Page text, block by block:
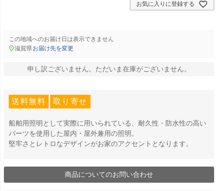
お気に入りに登録する
この地域へのお届け日は表示できません
滋賀県お届け先を変更
申し訳ございません。ただいま在庫がございません。
送料無料 取り寄せ
船舶用照明として実際に用いられている、耐久性・防水性の高い
パーツを使用した屋内・屋外兼用の照明。
堅牢さとレトロなデザインがお家のアクセントとなります。
商品についてのお問い合わせ